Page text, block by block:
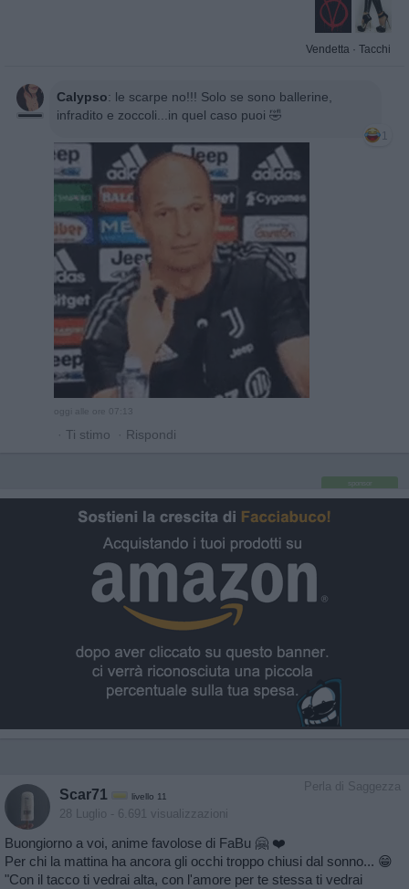
Vendetta · Tacchi
Calypso: le scarpe no!!! Solo se sono ballerine,
infradito e zoccoli...in quel caso puoi 🤣
1
oggi alle ore 07:13
· Ti stimo · Rispondi
Perla di Saggezza
Scar71 livello 11
28 Luglio - 6.691 visualizzazioni
Buongiorno a voi, anime favolose di FaBu 🤗 ❤️
Per chi la mattina ha ancora gli occhi troppo chiusi dal sonno... 😁
"Con il tacco ti vedrai alta, con l'amore per te stessa ti vedrai